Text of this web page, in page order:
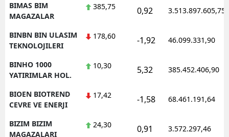
BIMAS BIM
MAGAZALAR
385,75 0,92 3.513.897.605,75
BINBN BIN ULASIM
TEKNOLOJILERI
178,60 -1,92 46.099.331,90
BINHO 1000
YATIRIMLAR HOL.
10,30 5,32 385.452.406,90
BIOEN BIOTREND
CEVRE VE ENERJI
17,42 -1,58 68.461.191,64
BIZIM BIZIM
MAGAZALARI
24,30 0,91 3.572.297,46